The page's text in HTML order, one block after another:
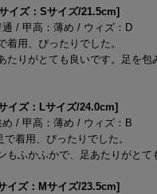
イズ：Sサイズ/21.5cm]
/ 甲高：薄め / ウィズ：D
着用、ぴったりでした。
たりがとても良いです。足を
イズ：Lサイズ/24.0cm]
/ 甲高：薄め / ウィズ：B
で着用、ぴったりでした。
もふかふかで、足あたりがとて
イズ：Mサイズ/23.5cm]